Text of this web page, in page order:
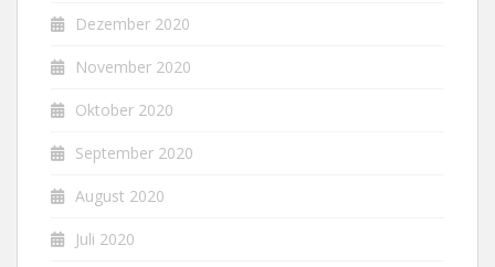
Dezember 2020
November 2020
Oktober 2020
September 2020
August 2020
Juli 2020